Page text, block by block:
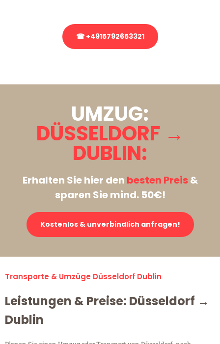
☎ +4915792653321
UMZUG:
DÜSSELDORF →
DUBLIN:
Erhalten Sie hier den besten Preis&
sparen Sie mind. 50€!
Kostenlos & unverbindlich anfragen!
Transporte & Umzüge Düsseldorf Dublin
Leistungen & Preise: Düsseldorf →
Dublin